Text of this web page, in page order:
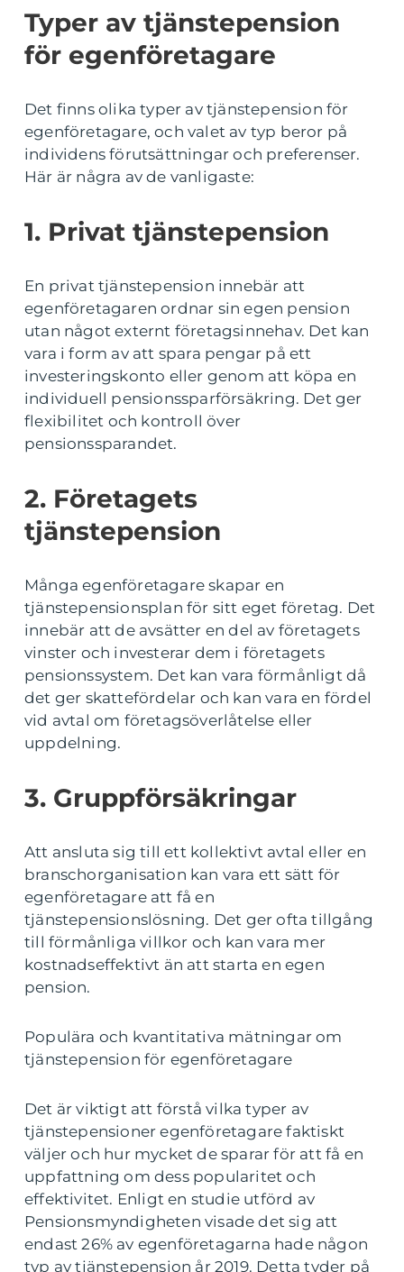
Typer av tjänstepension
för egenföretagare
Det finns olika typer av tjänstepension för
egenföretagare, och valet av typ beror på
individens förutsättningar och preferenser.
Här är några av de vanligaste:
1. Privat tjänstepension
En privat tjänstepension innebär att
egenföretagaren ordnar sin egen pension
utan något externt företagsinnehav. Det kan
vara i form av att spara pengar på ett
investeringskonto eller genom att köpa en
individuell pensionssparförsäkring. Det ger
flexibilitet och kontroll över
pensionssparandet.
2. Företagets
tjänstepension
Många egenföretagare skapar en
tjänstepensionsplan för sitt eget företag. Det
innebär att de avsätter en del av företagets
vinster och investerar dem i företagets
pensionssystem. Det kan vara förmånligt då
det ger skattefördelar och kan vara en fördel
vid avtal om företagsöverlåtelse eller
uppdelning.
3. Gruppförsäkringar
Att ansluta sig till ett kollektivt avtal eller en
branschorganisation kan vara ett sätt för
egenföretagare att få en
tjänstepensionslösning. Det ger ofta tillgång
till förmånliga villkor och kan vara mer
kostnadseffektivt än att starta en egen
pension.
Populära och kvantitativa mätningar om
tjänstepension för egenföretagare
Det är viktigt att förstå vilka typer av
tjänstepensioner egenföretagare faktiskt
väljer och hur mycket de sparar för att få en
uppfattning om dess popularitet och
effektivitet. Enligt en studie utförd av
Pensionsmyndigheten visade det sig att
endast 26% av egenföretagarna hade någon
typ av tjänstepension år 2019. Detta tyder på